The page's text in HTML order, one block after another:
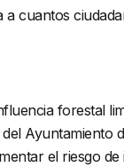
a cuantos
forestal
el riesgo